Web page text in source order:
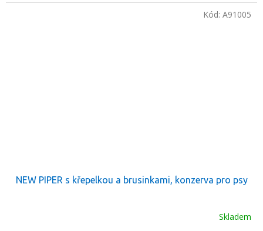
NEW PIPER s křepelkou a brusinkami, konzerva pro psy
Skladem
Kód: A91005